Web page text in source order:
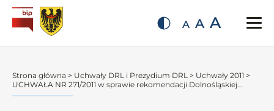
A A A
Strona główna > Uchwały DRL i Prezydium DRL > Uchwały 2011 >
UCHWAŁA NR 271/2011 w sprawie rekomendacji Dolnośląskiej...